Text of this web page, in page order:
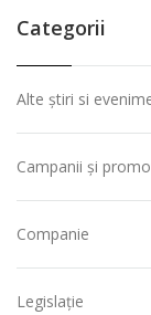
Categorii
Alte știri si
Campanii și
Companie
Legislație